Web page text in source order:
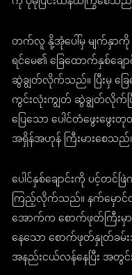
တက်လူ နို့အုံပေါ်မှ မျက်နှ
ရင်မေ၏ ခြေထောက်နှစ်ချ
ဆွဲချွတ်လိုက်သည်။ ပြီးမှ ခြေ
ကွင်းလုံးကျွတ် ဆွဲချွတ်လိုက်ပြီ
ပြေသော ပေါင်တံဖွေးဖွ
အရှိန်အဟုန် ကြီးမားစေသည်
ပေါင်နှစ်ချောင်းကို ပင့်တ
ကြည့်လိုက်သည်။ နက်မှောင်
အောက်က စောက်ဖုတ်ကြီးမှာ
နေသော စောက်ဖုတ်နှုတ်ခမ်
အနည်းငယ်လန်နေပြီး အ